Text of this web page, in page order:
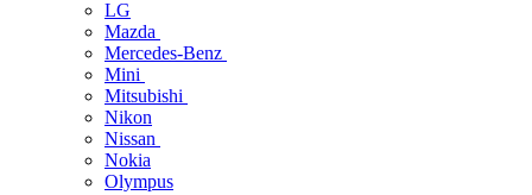
LG
Mazda
Mercedes-Benz
Mini
Mitsubishi
Nikon
Nissan
Nokia
Olympus